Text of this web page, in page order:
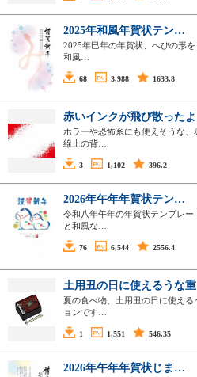
2025年和風年賀状テン…
2025年巳年の年賀状、へびの形
和風…
68 3,988 1633.8
赤いインクが飛び散った
ホラーや恐怖系にも使えそうな
線上の背…
3 1,102 396.2
2026年午年年賀状テン…
令和八年午年の年賀状テンプレー
と和風な…
76 6,544 2556.4
土用丑の日に使えるうな
夏の食べ物、土用丑の日に使え
ョンです…
1 1,551 546.35
2026年午年年賀状じま…